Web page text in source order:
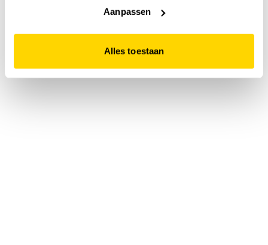
website niet optimaal functioneert.
Aanpassen
Alles toestaan